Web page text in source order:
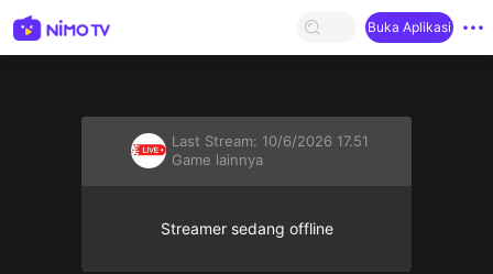
Buka Aplikasi
Last Stream: 10/6/2026 17.51
Game lainnya
Streamer sedang offline